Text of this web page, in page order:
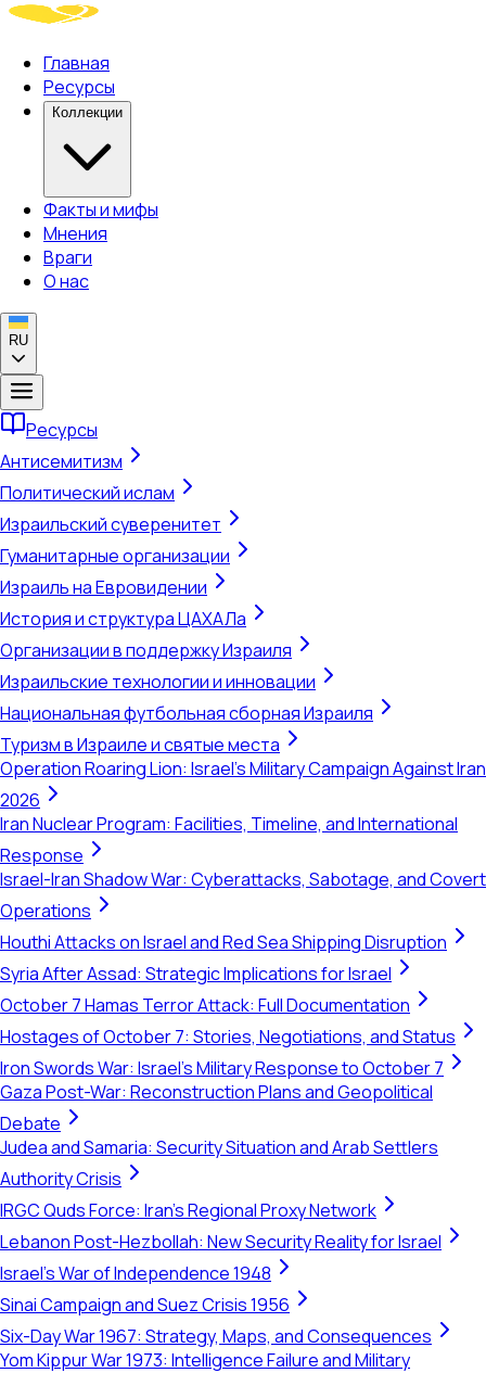
Главная
Ресурсы
Коллекции
Факты и мифы
Мнения
Враги
О нас
RU
Ресурсы
Антисемитизм
Политический ислам
Израильский суверенитет
Гуманитарные организации
Израиль на Евровидении
История и структура ЦАХАЛа
Организации в поддержку Израиля
Израильские технологии и инновации
Национальная футбольная сборная Израиля
Туризм в Израиле и святые места
Operation Roaring Lion: Israel's Military Campaign Against Iran
2026
Iran Nuclear Program: Facilities, Timeline, and International
Response
Israel-Iran Shadow War: Cyberattacks, Sabotage, and Covert
Operations
Houthi Attacks on Israel and Red Sea Shipping Disruption
Syria After Assad: Strategic Implications for Israel
October 7 Hamas Terror Attack: Full Documentation
Hostages of October 7: Stories, Negotiations, and Status
Iron Swords War: Israel's Military Response to October 7
Gaza Post-War: Reconstruction Plans and Geopolitical
Debate
Judea and Samaria: Security Situation and Arab Settlers
Authority Crisis
IRGC Quds Force: Iran's Regional Proxy Network
Lebanon Post-Hezbollah: New Security Reality for Israel
Israel's War of Independence 1948
Sinai Campaign and Suez Crisis 1956
Six-Day War 1967: Strategy, Maps, and Consequences
Yom Kippur War 1973: Intelligence Failure and Military